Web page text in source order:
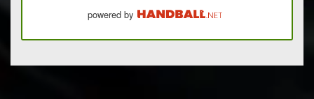
powered by